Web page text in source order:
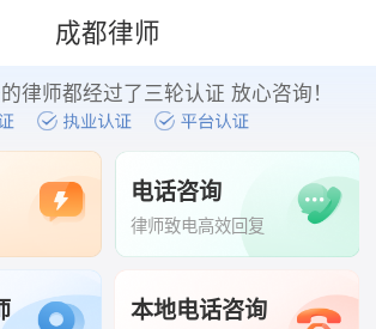
成都律师
律师都经过了三轮认证 放心咨询！
电话咨询
律师致电高效回复
本地电话咨询